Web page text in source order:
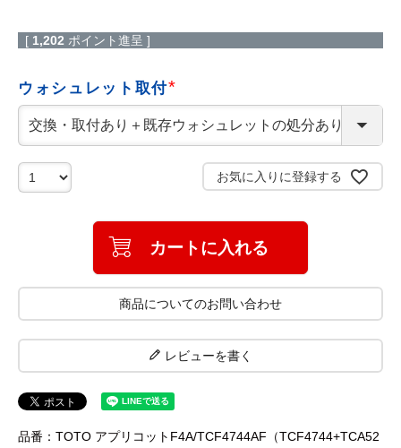
[ 1,202 ポイント進呈 ]
ウォシュレット取付
(
必
お気に入りに登録する
カートに入れる
商品についてのお問い合わせ
レビューを書く
品番：TOTO アプリコットF4A/TCF4744AF（TCF4744+TCA52